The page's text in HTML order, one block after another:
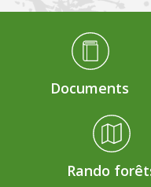
Médiathèque Footer
Documents
Rando